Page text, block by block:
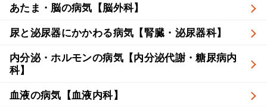
あたま・脳の病気【脳外科】
尿と泌尿器にかかわる病気【腎臓・泌尿器科】
内分泌・ホルモンの病気【内分泌代謝・糖尿病内
科】
血液の病気【血液内科】